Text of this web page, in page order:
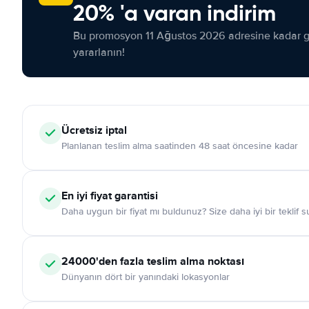
20% 'a varan indirim
Bu promosyon 11 Ağustos 2026 adresine kadar
yararlanın!
Ücretsiz iptal
Planlanan teslim alma saatinden 48 saat öncesine kadar
En iyi fiyat garantisi
Daha uygun bir fiyat mı buldunuz? Size daha iyi bir teklif
24000'den fazla teslim alma noktası
Dünyanın dört bir yanındaki lokasyonlar